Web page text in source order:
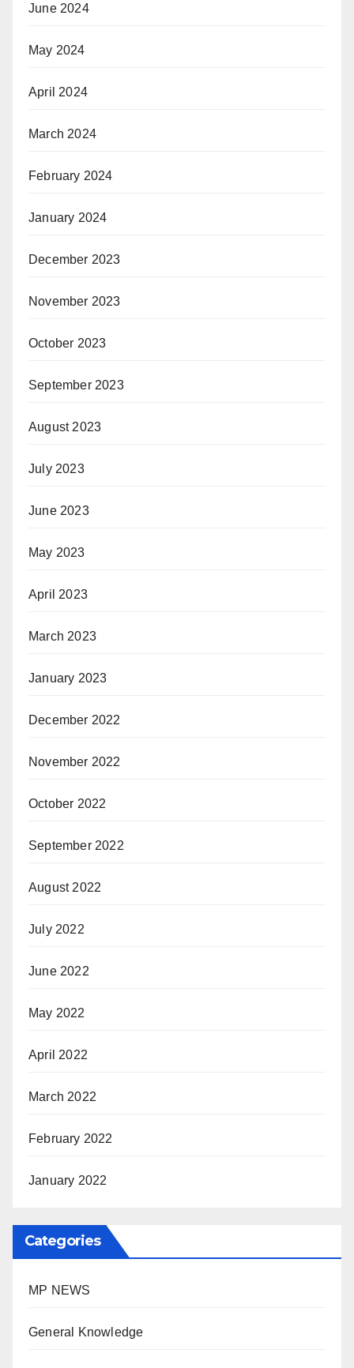
June 2024
May 2024
April 2024
March 2024
February 2024
January 2024
December 2023
November 2023
October 2023
September 2023
August 2023
July 2023
June 2023
May 2023
April 2023
March 2023
January 2023
December 2022
November 2022
October 2022
September 2022
August 2022
July 2022
June 2022
May 2022
April 2022
March 2022
February 2022
January 2022
Categories
MP NEWS
General Knowledge